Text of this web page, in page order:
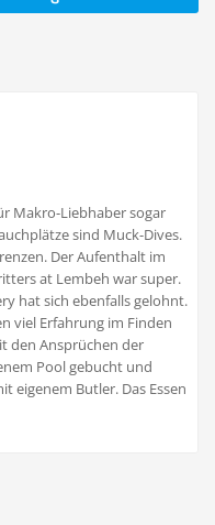
Makro-Liebhaber sogar
sind Muck-Dives.
Der Aufenthalt im
at Lembeh war super.
hat sich ebenfalls gelohnt.
viel Erfahrung im Finden
den Ansprüchen der
Pool gebucht und
eigenem Butler. Das Essen